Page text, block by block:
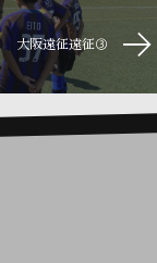
大阪遠征遠征③